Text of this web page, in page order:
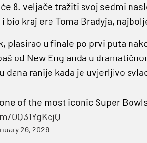
8. veljače tražiti svoj sedmi
bio kraj ere Toma Bradyja,
plasirao u finale po prvi puta
od New Englanda u
dana ranije kada je uvjerljivo
of the most iconic Super
OQ31YgKcjQ
26, 2026